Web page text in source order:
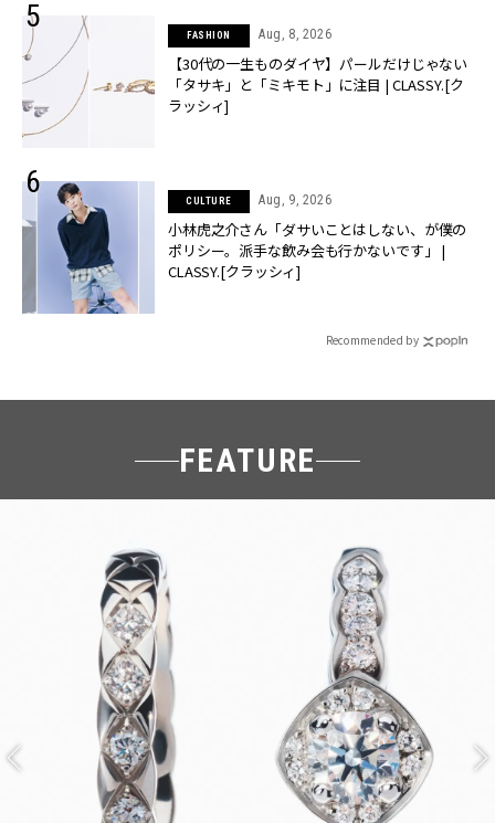
FASHION Aug, 8, 2026
【30代の一生ものダイヤ】パールだけじゃない
「タサキ」と「ミキモト」に注目 | CLASSY.[ク
ラッシィ]
CULTURE Aug, 9, 2026
小林虎之介さん「ダサいことはしない、が僕の
ポリシー。派手な飲み会も行かないです」 |
CLASSY.[クラッシィ]
Recommended by
FEATURE